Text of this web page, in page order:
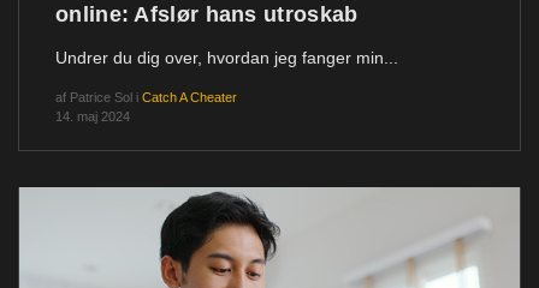
online: Afslør hans utroskab
Undrer du dig over, hvordan jeg fanger min...
af Patrice Sol i Catch A Cheater
14. maj 2024